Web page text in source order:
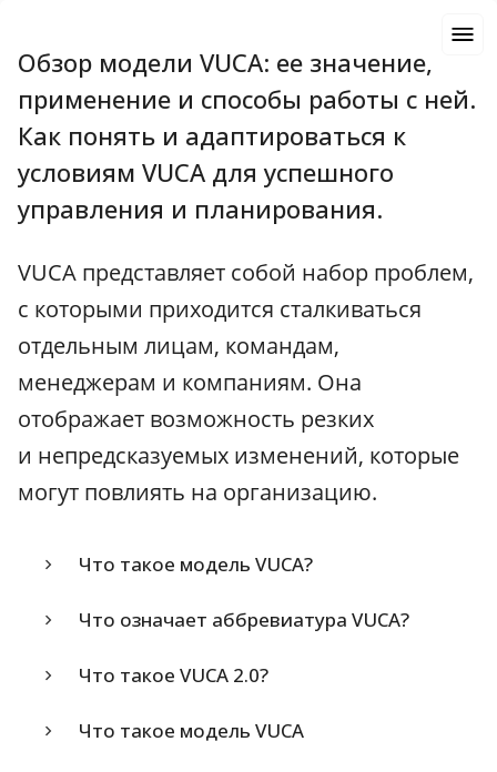
Обзор модели VUCA: ее значение,
применение и способы работы с ней.
Как понять и адаптироваться к
условиям VUCA для успешного
управления и планирования.
VUCA представляет собой набор проблем,
с которыми приходится сталкиваться
отдельным лицам, командам,
менеджерам и компаниям. Она
отображает возможность резких
и непредсказуемых изменений, которые
могут повлиять на организацию.
Что такое модель VUCA?
Что означает аббревиатура VUCA?
Что такое VUCA 2.0?
Что такое модель VUCA